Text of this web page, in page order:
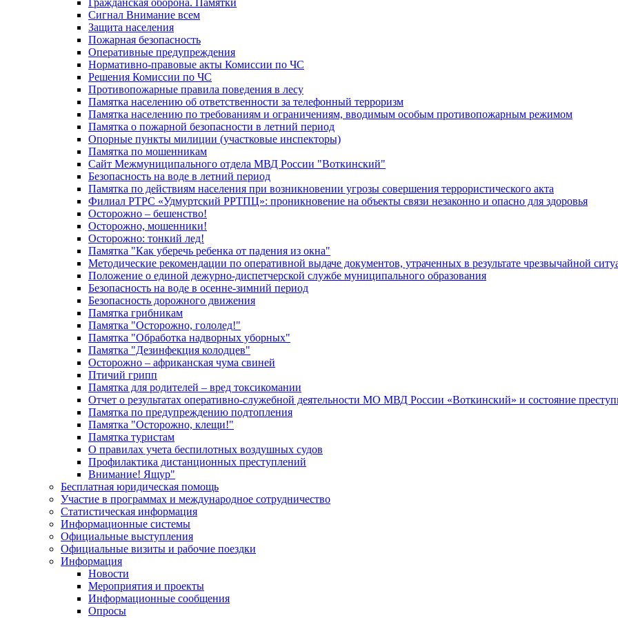
Гражданская оборона. Памятки
Сигнал Внимание всем
Защита населения
Пожарная безопасность
Оперативные предупреждения
Нормативно-правовые акты Комиссии по ЧС
Решения Комиссии по ЧС
Противопожарные правила поведения в лесу
Памятка населению об ответственности за телефонный терроризм
Памятка населению по требованиям и ограничениям, вводимым особым противопожарным режимом
Памятка о пожарной безопасности в летний период
Опорные пункты милиции (участковые инспекторы)
Памятка по мошенникам
Сайт Межмуниципального отдела МВД России "Воткинский"
Безопасность на воде в летний период
Памятка по действиям населения при возникновении угрозы совершения террористического акта
Филиал РТРС «Удмуртский РРТПЦ»: проникновение на объекты связи незаконно и опасно для здоровья
Осторожно – бешенство!
Осторожно, мошенники!
Осторожно: тонкий лед!
Памятка "Как уберечь ребенка от падения из окна"
Методические рекомендации по оперативной выдаче документов, утраченных в результате чрезвычайной
Положение о единой дежурно-диспетчерской службе муниципального образования
Безопасность на воде в осенне-зимний период
Безопасность дорожного движения
Памятка грибникам
Памятка "Осторожно, гололед!"
Памятка "Обработка надворных уборных"
Памятка "Дезинфекция колодцев"
Осторожно – африканская чума свиней
Птичий грипп
Памятка для родителей – вред токсикомании
Отчет о результатах оперативно-служебной деятельности МО МВД России «Воткинский» и состояние
Памятка по предупреждению подтопления
Памятка "Осторожно, клещи!"
Памятка туристам
О правилах учета беспилотных воздушных судов
Профилактика дистанционных преступлений
Внимание! Ящур"
Бесплатная юридическая помощь
Участие в программах и международное сотрудничество
Статистическая информация
Информационные системы
Официальные выступления
Официальные визиты и рабочие поездки
Информация
Новости
Мероприятия и проекты
Информационные сообщения
Опросы